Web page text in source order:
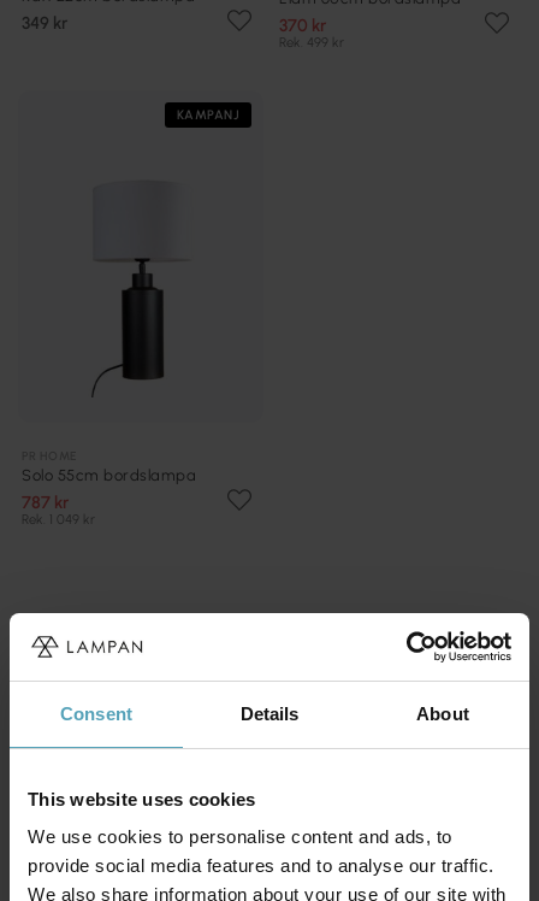
Consent Details About
This website uses cookies
We use cookies to personalise content and ads, to
provide social media features and to analyse our traffic.
We also share information about your use of our site with
349 kr 370 kr
Rek. 499 kr
KAMPANJ
Solo 55cm bordslampa
787 kr
Rek. 1 049 kr